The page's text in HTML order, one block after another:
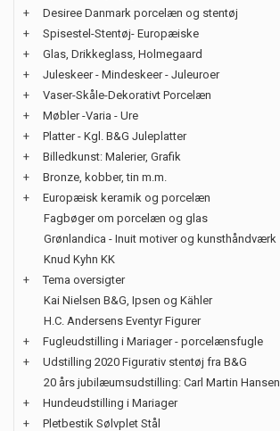
+
Desiree Danmark porcelæn og stentøj
+
Spisestel-Stentøj- Europæiske
+
Glas, Drikkeglass, Holmegaard
+
Juleskeer - Mindeskeer - Juleuroer
+
Vaser-Skåle-Dekorativt Porcelæn
+
Møbler -Varia - Ure
+
Platter - Kgl. B&G Juleplatter
+
Billedkunst: Malerier, Grafik
+
Bronze, kobber, tin m.m.
+
Europæisk keramik og porcelæn
Fagbøger om porcelæn og glas
Grønlandica - Inuit motiver og kunsthåndværk
Knud Kyhn KK
+
Tema oversigter
Kai Nielsen B&G, Ipsen og Kähler
H.C. Andersens Eventyr Figurer
+
Fugleudstilling i Mariager - porcelænsfugle
+
Udstilling 2020 Figurativ stentøj fra B&G
20 års jubilæumsudstilling: Carl Martin Hansen
+
Hundeudstilling i Mariager
+
Pletbestik Sølvplet Stål